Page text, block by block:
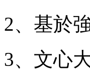
2、基於
3、文心